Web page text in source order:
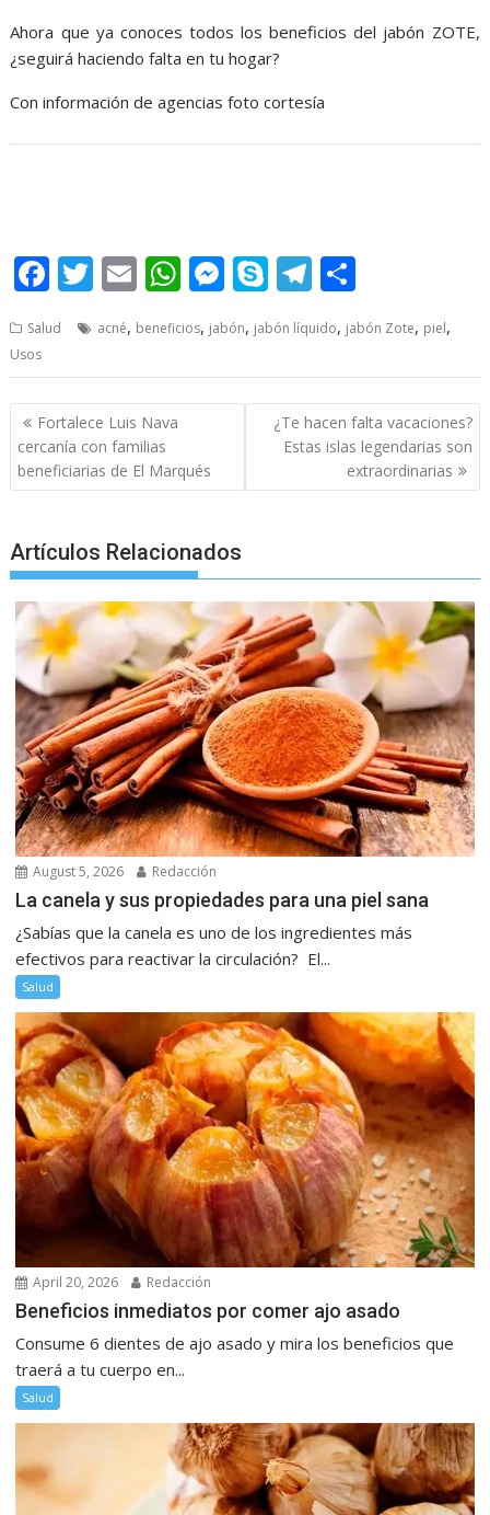
Ahora que ya conoces todos los beneficios del jabón ZOTE,
¿seguirá haciendo falta en tu hogar?
Con información de agencias foto cortesía
F
e
b
o
o
k
T
itt
er
E
ai
l
W
at
s
A
p
M
ss
e
n
er
S
y
p
e
T
e
gr
a
m
ar
e
Salud acné, beneficios, jabón, jabón líquido, jabón Zote, piel,
Usos
Post
navigation
Fortalece Luis Nava
cercanía con familias
beneficiarias de El Marqués
¿Te hacen falta vacaciones?
Estas islas legendarias son
extraordinarias
Artículos Relacionados
August 5, 2026 Redacción
La canela y sus propiedades para una piel sana
¿Sabías que la canela es uno de los ingredientes más
efectivos para reactivar la circulación? El...
Salud
April 20, 2026 Redacción
Beneficios inmediatos por comer ajo asado
Consume 6 dientes de ajo asado y mira los beneficios que
traerá a tu cuerpo en...
Salud